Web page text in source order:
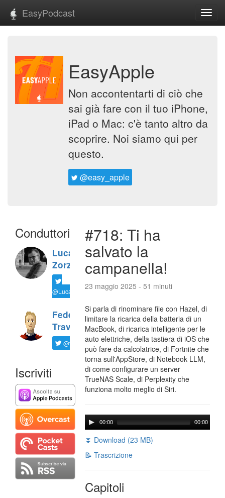
EasyPodcast
EasyApple
Non accontentarti di ciò che
sai già fare con il tuo iPhone,
iPad o Mac: c'è tanto altro da
scoprire. Noi siamo qui per
questo.
@easy_apple
Conduttori
Luca
Zorzi
@LucaTNT
Federico
Travaini
@ftrava
Iscriviti
#718: Ti ha
salvato la
campanella!
23 maggio 2025 - 51 minuti
Si parla di rinominare file con Hazel, di
limitare la ricarica della batteria di un
MacBook, di ricarica intelligente per le
auto elettriche, della tastiera di iOS che
può fare da calcolatrice, di Fortnite che
torna sull'AppStore, di Notebook LLM,
di come configurare un server
TrueNAS Scale, di Perplexity che
funziona molto meglio di Siri.
00:00 00:00
⏬ Download (23 MB)
📝 Trascrizione
Capitoli